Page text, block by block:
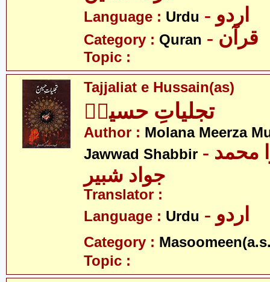
Language : Urdu - اردو
Category : Quran - قرآن
Topic :
Tajjaliat e Hussain(as)
تجلیاتِ حسینؑ
Author : Molana Meerza
Jawwad Shabbir - مولانا میرزا محمد
جواد شبیر
Translator :
Language : Urdu - اردو
Category :
Topic :